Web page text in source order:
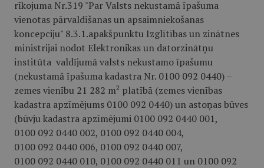
rīkojuma Nr.319 "Par Valsts nekustamā īpašuma
vienotas pārvaldīšanas un apsaimniekošanas
koncepciju" 8.3.1.apakšpunktu Izglītības un zinātnes
ministrijai nodot Elektronikas un datorzinātņu
institūta valdījumā valsts nekustamo īpašumu
(nekustamā īpašuma kadastra Nr. 0100 092 0440) –
zemes vienību 21 282 m2 platībā (zemes vienības
kadastra apzīmējums 0100 092 0440) un astoņas būves
(būvju kadastra apzīmējumi 0100 092 0440 001,
0100 092 0440 002, 0100 092 0440 004,
0100 092 0440 006, 0100 092 0440 007,
0100 092 0440 010, 0100 092 0440 011 un 0100 092